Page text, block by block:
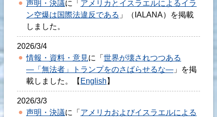
声明・決議に「 アメリカとイスラエルによるイラ
ン空爆は国際法違反である 」（IALANA）を掲載
しました。
2026/3/4
情報・資料・意見に「 世界が壊されつつある
―「無法者」トランプをのさばらせるな― 」を掲
載しました。【 English 】
2026/3/3
声明・決議に「 アメリカおよびイスラエルによる